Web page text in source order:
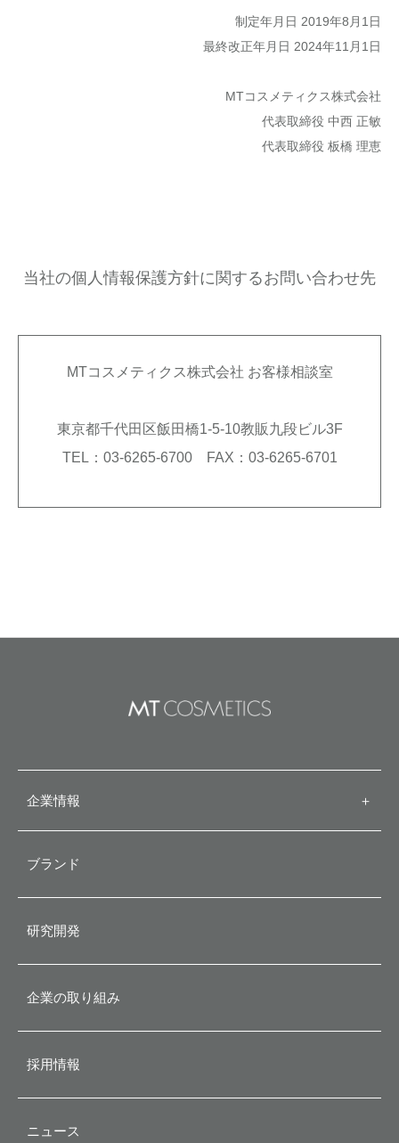
制定年月日 2019年8月1日
最終改正年月日 2024年11月1日
MTコスメティクス株式会社
代表取締役 中西 正敏
代表取締役 板橋 理恵
当社の個人情報保護方針に関するお問い合わせ先
MTコスメティクス株式会社 お客様相談室
東京都千代田区飯田橋1-5-10教販九段ビル3F
TEL：03-6265-6700 FAX：03-6265-6701
企業情報 ＋
会社概要
沿革
ブランド
研究開発
企業の取り組み
採用情報
ニュース